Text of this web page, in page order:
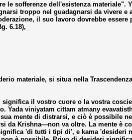
sofferenze dell'esistenza materiale".
troppo nel guadagnarsi da vivere e
il suo lavoro dovrebbe
6.18),
materiale, si situa nella
il vostro cuore o la vostra
viniyatam cittam atmany
mente di distrarsi, e ciò è possibile
Krishna—non va oltre. La mente è
'di tutti i tipi di', e kama 'desideri